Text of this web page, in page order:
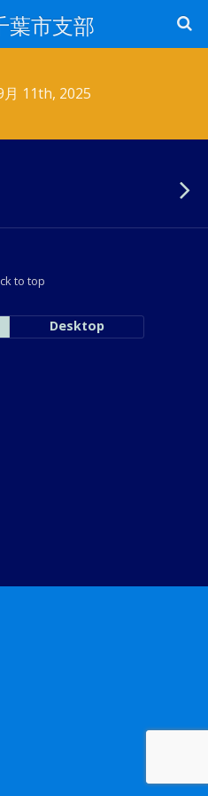
葉市支部
月 11th, 2025
to top
Desktop